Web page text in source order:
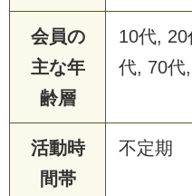
会員の
主な年
齢層
10代,
代, 70代
活動時
間帯
不定期